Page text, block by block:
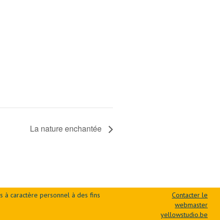
La nature enchantée
à caractère personnel à des fins
Contacter le
webmaster
yellowstudio.be